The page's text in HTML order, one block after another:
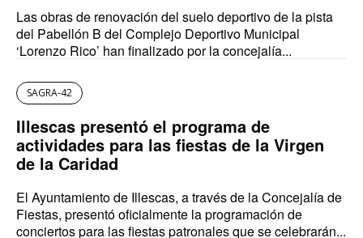
Las obras de renovación del suelo deportivo de la pista
del Pabellón B del Complejo Deportivo Municipal
‘Lorenzo Rico’ han finalizado por la concejalía...
SAGRA-42
Illescas presentó el programa de
actividades para las fiestas de la Virgen
de la Caridad
El Ayuntamiento de Illescas, a través de la Concejalía de
Fiestas, presentó oficialmente la programación de
conciertos para las fiestas patronales que se celebrarán...